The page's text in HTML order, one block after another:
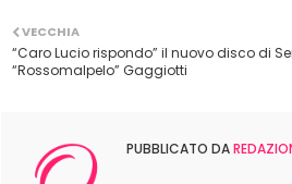
VECCHIA
“Caro Lucio rispondo” il nuovo disco di
“Rossomalpelo” Gaggiotti
PUBBLICATO DA